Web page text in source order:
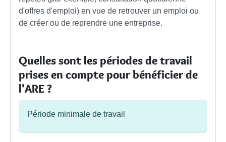
d'offres d'emploi) en vue de retrouver un emploi ou
de créer ou de reprendre une entreprise.
Quelles sont les périodes de travail
prises en compte pour bénéficier de
l'ARE ?
Période minimale de travail